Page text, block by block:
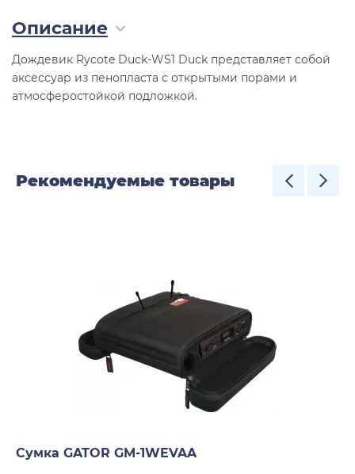
Описание
Дождевик Rycote Duck-WS1 Duck представляет собой
аксессуар из пенопласта с открытыми порами и
атмосферостойкой подложкой.
Рекомендуемые товары
Сумка GATOR GM-1WEVAA